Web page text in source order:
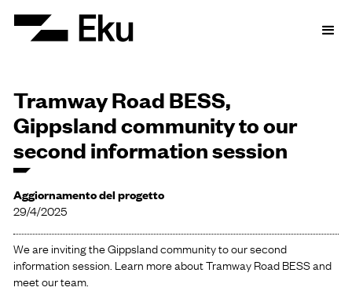
Tramway Road BESS,
Gippsland community to our
second information session
Aggiornamento del progetto
29/4/2025
We are inviting the Gippsland community to our second
information session. Learn more about Tramway Road BESS and
meet our team.